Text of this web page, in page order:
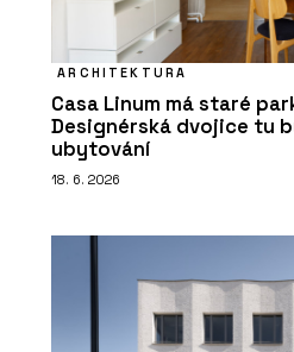
ARCHITEKTURA
Casa Linum má staré
Designérská dvojice tu
ubytování
18. 6. 2026